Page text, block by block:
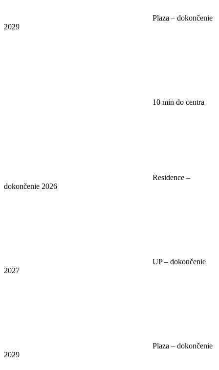
Plaza – dokončenie
2029
10 min do centra
Residence –
dokončenie 2026
UP – dokončenie
2027
Plaza – dokončenie
2029